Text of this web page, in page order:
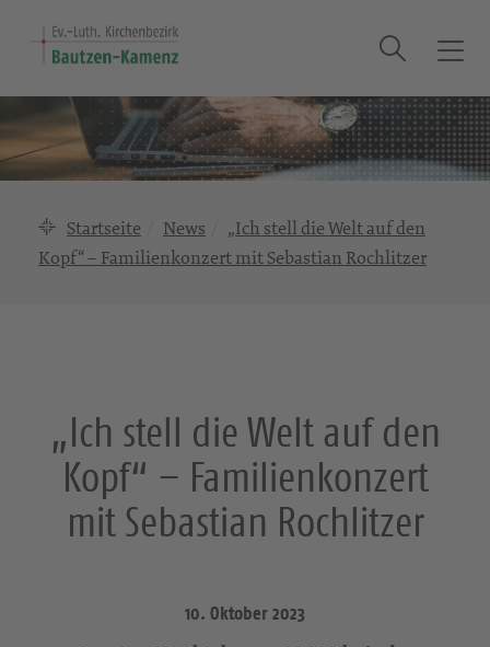
T
g
g
l
Suche
Startseite News
„Ich stell die Welt auf den
Kopf“ – Familienkonzert mit Sebastian Rochlitzer
„Ich stell die Welt auf den
Kopf“ – Familienkonzert
mit Sebastian Rochlitzer
10. Oktober 2023